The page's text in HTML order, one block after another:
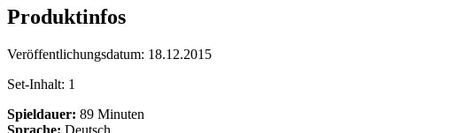
Produktinfos
Veröffentlichungsdatum: 18.12.2015
Set-Inhalt: 1
Spieldauer: 89 Minuten